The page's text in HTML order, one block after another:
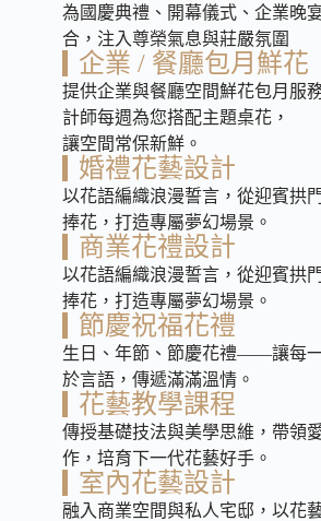
為國慶典禮、開幕儀式、企業晚
合，注入尊榮氣息與莊嚴氛圍
企業 / 餐廳包月鮮花
提供企業與餐廳空間鮮花包月服
計師每週為您搭配主題桌花，
讓空間常保新鮮。
婚禮花藝設計
以花語編織浪漫誓言，從迎賓拱
捧花，打造專屬夢幻場景。
商業花禮設計
以花語編織浪漫誓言，從迎賓拱
捧花，打造專屬夢幻場景。
節慶祝福花禮
生日、年節、節慶花禮――讓每
於言語，傳遞滿滿溫情。
花藝教學課程
傳授基礎技法與美學思維，帶領
作，培育下一代花藝好手。
室內花藝設計
融入商業空間與私人宅邸，以花